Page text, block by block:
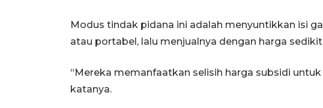
Modus tindak pidana ini adalah menyuntikkan isi
atau portabel, lalu menjualnya dengan harga
“Mereka memanfaatkan selisih harga subsidi
katanya.